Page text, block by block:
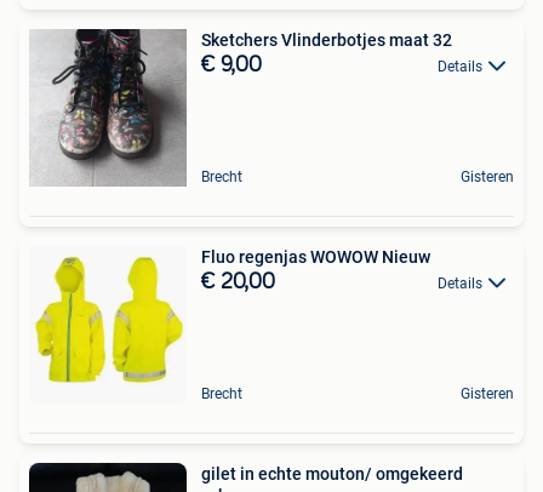
Sketchers Vlinderbotjes maat 32
€ 9,00 Details
Brecht Gisteren
Fluo regenjas WOWOW Nieuw
€ 20,00 Details
Brecht Gisteren
gilet in echte mouton/ omgekeerd